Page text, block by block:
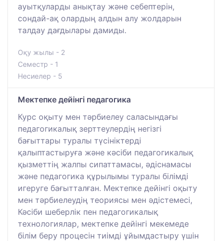
ауытқуларды анықтау және себептерін,
сондай-ақ олардың алдын алу жолдарын
талдау дағдылары дамиды.
Оқу жылы - 2
Семестр - 1
Несиелер - 5
Мектепке дейінгі педагогика
Курс оқыту мен тәрбиелеу саласындағы
педагогикалық зерттеулердің негізгі
бағыттары туралы түсініктерді
қалыптастыруға және кәсіби педагогикалық
қызметтің жалпы сипаттамасы, әдіснамасы
және педагогика құрылымы туралы білімді
игеруге бағытталған. Мектепке дейінгі оқыту
мен тәрбиелеудің теориясы мен әдістемесі,
Кәсіби шеберлік пен педагогикалық
технологиялар, мектепке дейінгі мекемеде
білім беру процесін тиімді ұйымдастыру үшін